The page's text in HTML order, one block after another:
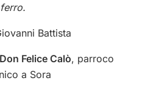
Battista
Don Felice Calò, parroco
a Sora